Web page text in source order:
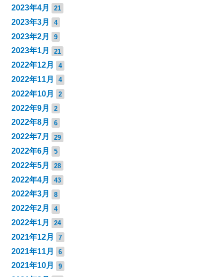
2023年4月 21
2023年3月 4
2023年2月 9
2023年1月 21
2022年12月 4
2022年11月 4
2022年10月 2
2022年9月 2
2022年8月 6
2022年7月 29
2022年6月 5
2022年5月 28
2022年4月 43
2022年3月 8
2022年2月 4
2022年1月 24
2021年12月 7
2021年11月 6
2021年10月 9